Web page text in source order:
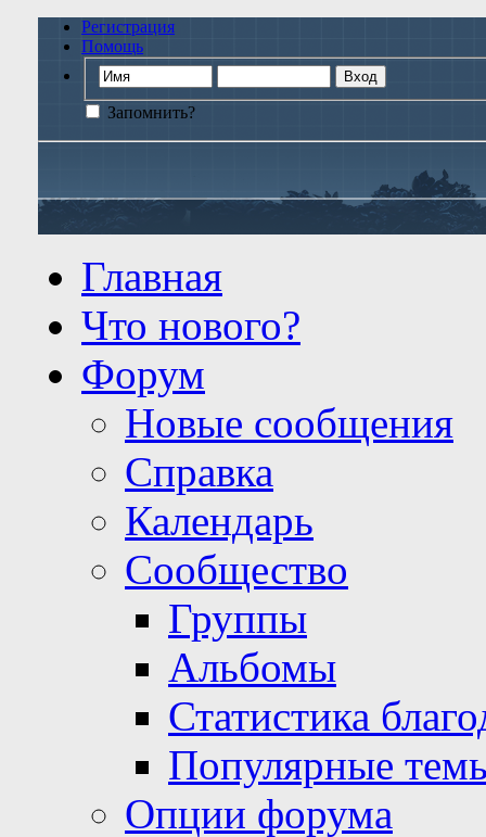
Регистрация
Помощь
Запомнить?
Главная
Что нового?
Форум
Новые сообщения
Справка
Календарь
Сообщество
Группы
Альбомы
Статистика
Популярные
Опции форума